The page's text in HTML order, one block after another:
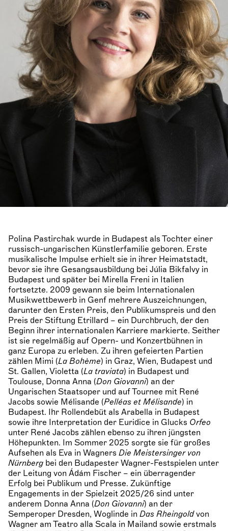
Polina Pastirchak wurde in Budapest als Tochter einer
russisch-ungarischen Künstlerfamilie geboren. Erste
musikalische Impulse erhielt sie in ihrer Heimatstadt,
bevor sie ihre Gesangsausbildung bei Júlia Bikfalvy in
Budapest und später bei Mirella Freni in Italien
fortsetzte. 2009 gewann sie beim Internationalen
Musikwettbewerb in Genf mehrere Auszeichnungen,
darunter den Ersten Preis, den Publikumspreis und den
Preis der Stiftung Etrillard – ein Durchbruch, der den
Beginn ihrer internationalen Karriere markierte. Seither
ist sie regelmäßig auf Opern- und Konzertbühnen in
ganz Europa zu erleben. Zu ihren gefeierten Partien
zählen Mimi (La Bohème) in Graz, Wien, Budapest und
St. Gallen, Violetta (La traviata) in Budapest und
Toulouse, Donna Anna (Don Giovanni) an der
Ungarischen Staatsoper und auf Tournee mit René
Jacobs sowie Mélisande (Pelléas et Mélisande) in
Budapest. Ihr Rollendebüt als Arabella in Budapest
sowie ihre Interpretation der Euridice in Glucks Orfeo
unter René Jacobs zählen ebenso zu ihren jüngsten
Höhepunkten. Im Sommer 2025 sorgte sie für großes
Aufsehen als Eva in Wagners Die Meistersinger von
Nürnberg bei den Budapester Wagner-Festspielen unter
der Leitung von Ádám Fischer – ein überragender
Erfolg bei Publikum und Presse. Zukünftige
Engagements in der Spielzeit 2025/26 sind unter
anderem Donna Anna (Don Giovanni) an der
Semperoper Dresden, Woglinde in Das Rheingoldvon
Wagner am Teatro alla Scala in Mailand sowie erstmals